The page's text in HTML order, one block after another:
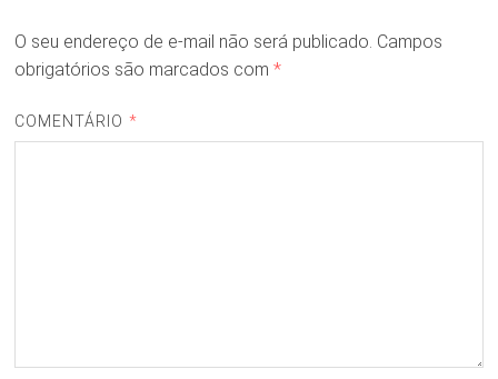
O seu endereço de e-mail não será publicado. Campos
obrigatórios são marcados com *
COMENTÁRIO *